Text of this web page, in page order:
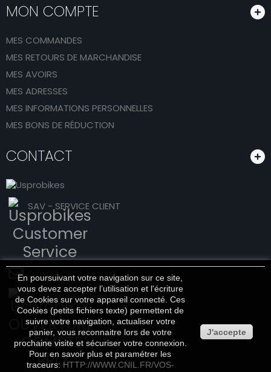
MON COMPTE
MES COMMANDES
MES RETOURS DE MARCHANDISE
MES AVOIRS
MES ADRESSES
MES INFORMATIONS PERSONNELLES
MES BONS DE RÉDUCTION
CONTACT
SAV - SERVICE CLIENT
CONTACTEZ-NOUS
OUVERTURE COMPTE PRO
En poursuivant votre navigation sur ce site,
vous devez accepter l’utilisation et l'écriture
de Cookies sur votre appareil connecté. Ces
Cookies (petits fichiers texte) permettent de
suivre votre navigation, actualiser votre
panier, vous reconnaitre lors de votre
prochaine visite et sécuriser votre connexion.
Pour en savoir plus et paramétrer les
traceurs: HTTP://WWW.CNIL.FR/VOS-
J'accepte